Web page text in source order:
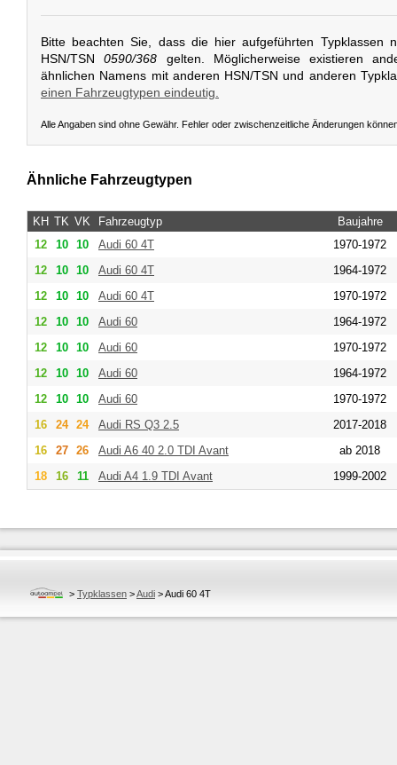
Bitte beachten Sie, dass die hier aufgeführten Typklassen
HSN/TSN0590/368 gelten. Möglicherweise existieren
ähnlichen Namens mit anderen HSN/TSN und anderen
einen Fahrzeugtypen eindeutig.
Alle Angaben sind ohne Gewähr. Fehler oder zwischenzeitliche Änderungen
Ähnliche Fahrzeugtypen
KH TK VK Fahrzeugtyp
Baujahre
12
10 10 Audi 60 4T
1970-1972
12
10 10 Audi 60 4T
1964-1972
12
10 10 Audi 60 4T
1970-1972
12
10 10 Audi 60
1964-1972
12
10 10 Audi 60
1970-1972
12
10 10 Audi 60
1964-1972
12
10 10 Audi 60
1970-1972
16
24 24 Audi RS Q3 2.5
2017-2018
16
27 26 Audi A6 40 2.0 TDI Avant
ab 2018
18
16 11 Audi A4 1.9 TDI Avant 1999-2002
> Typklassen >Audi >Audi 60 4T